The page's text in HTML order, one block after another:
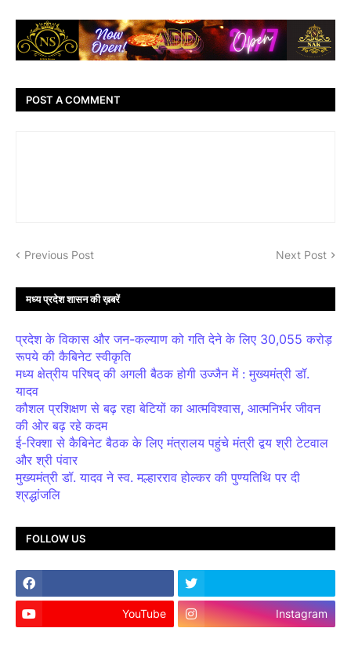
POST A COMMENT
Previous Post Next Post
मध्य प्रदेश शासन की ख़बरें
प्रदेश के विकास और जन-कल्याण को गति देने के लिए 30,055 करोड़
रूपये की कैबिनेट स्वीकृति
मध्य क्षेत्रीय परिषद् की अगली बैठक होगी उज्जैन में : मुख्यमंत्री डॉ.
यादव
कौशल प्रशिक्षण से बढ़ रहा बेटियों का आत्मविश्वास, आत्मनिर्भर जीवन
की ओर बढ़ रहे कदम
ई-रिक्शा से कैबिनेट बैठक के लिए मंत्रालय पहुंचे मंत्री द्वय श्री टेटवाल
और श्री पंवार
मुख्यमंत्री डॉ. यादव ने स्व. मल्हारराव होल्कर की पुण्यतिथि पर दी
श्रद्धांजलि
FOLLOW US
YouTube Instagram